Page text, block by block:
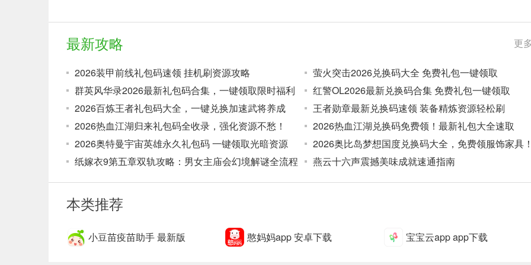
最新攻略 更
2026装甲前线礼包码速领 挂机刷资源攻略
萤火突击2026兑换码大全 免费礼包一键领取
群英风华录2026最新礼包码合集，一键领取限时福利
红警OL2026最新兑换码合集 免费礼包一键领取
2026百炼王者礼包码大全，一键兑换加速武将养成
王者勋章最新兑换码速领 装备精炼资源轻松刷
2026热血江湖归来礼包码全收录，强化资源不愁！
2026热血江湖兑换码免费领！最新礼包大全速取
2026奥特曼宇宙英雄永久礼包码 一键领取光暗资源
2026奥比岛梦想国度兑换码大全，免费领服饰家具
纸嫁衣9第五章双轨攻略：男女主庙会幻境解谜全流程
燕云十六声震撼美味成就速通指南
本类推荐
小豆苗疫苗助手 最新版 憨妈妈app 安卓下载 宝宝云app app下载